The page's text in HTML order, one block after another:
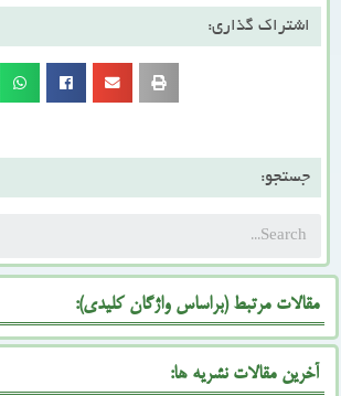
اشتراک گذاری:
جستجو:
مقالات مرتبط (براساس واژگان کلیدی):
آخرین مقالات نشریه ها: